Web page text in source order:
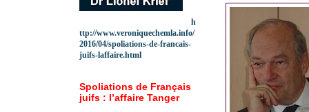
h
ttp://www.veroniquechemla.info/
2016/04/spoliations-de-francais-
juifs-laffaire.html
Spoliations de Français
juifs : l’affaire Tanger